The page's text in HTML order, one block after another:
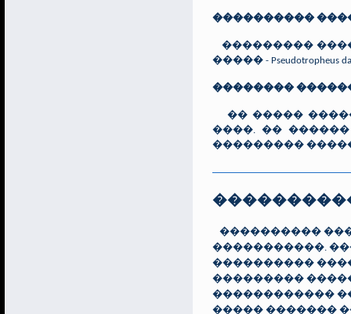
����������
���������
����� -
��������
�� �����
����. ��
���������
����������
�����������.
����������
���������
������������
����� �������